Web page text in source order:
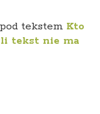
tekstem Kto
tekst nie ma